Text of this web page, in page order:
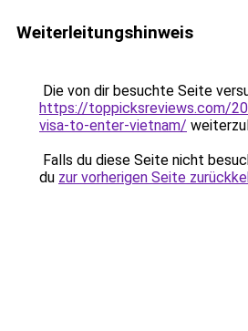
Weiterleitungshinweis
Die von dir besuchte Seite
https://toppicksreviews.com/
visa-to-enter-vietnam/
Falls du diese Seite nicht
du zur vorherigen Seite